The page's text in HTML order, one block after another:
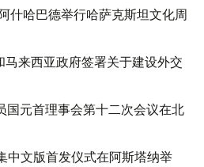
什哈巴德举行哈萨克斯坦文化周
马来西亚政府签署关于建设外交
国元首理事会第十二次会议在北
中文版首发仪式在阿斯塔纳举